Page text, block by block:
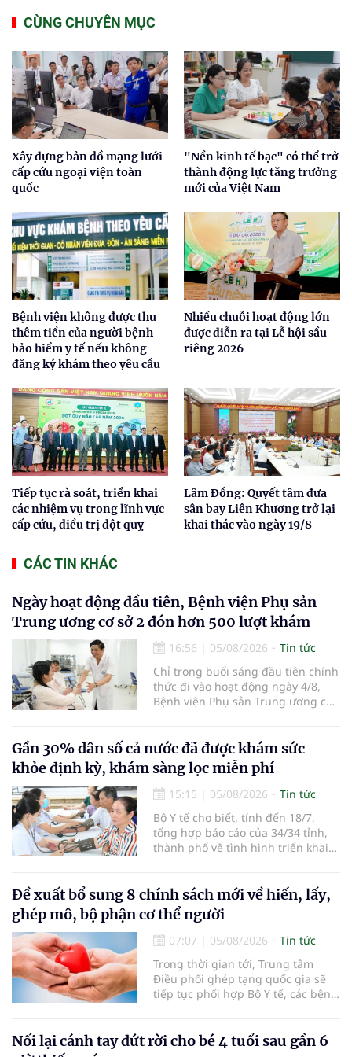
CÙNG CHUYÊN MỤC
Xây dựng bản đồ mạng lưới
cấp cứu ngoại viện toàn
quốc
"Nền kinh tế bạc" có thể trở
thành động lực tăng trưởng
mới của Việt Nam
Bệnh viện không được thu
thêm tiền của người bệnh
bảo hiểm y tế nếu không
đăng ký khám theo yêu cầu
Nhiều chuỗi hoạt động lớn
được diễn ra tại Lễ hội sầu
riêng 2026
Tiếp tục rà soát, triển khai
các nhiệm vụ trong lĩnh vực
cấp cứu, điều trị đột quỵ
Lâm Đồng: Quyết tâm đưa
sân bay Liên Khương trở lại
khai thác vào ngày 19/8
CÁC TIN KHÁC
Ngày hoạt động đầu tiên, Bệnh viện Phụ sản
Trung ương cơ sở 2 đón hơn 500 lượt khám
16:56 | 05/08/2026
Tin tức
Chỉ trong buổi sáng đầu tiên chính
thức đi vào hoạt động ngày 4/8,
Bệnh viện Phụ sản Trung ương cơ
em bé đầu tiên chào đời.
Gần 30% dân số cả nước đã được khám sức
khỏe định kỳ, khám sàng lọc miễn phí
15:15 | 05/08/2026
Tin tức
Bộ Y tế cho biết, tính đến 18/7,
tổng hợp báo cáo của 34/34 tỉnh,
thành phố về tình hình triển khai
nhận 32.286.360 người, chiếm gần
30% dân số cả nước đã được khám
sức khỏe định kỳ năm nay.
Đề xuất bổ sung 8 chính sách mới về hiến, lấy,
ghép mô, bộ phận cơ thể người
07:07 | 05/08/2026
Tin tức
Trong thời gian tới, Trung tâm
Điều phối ghép tạng quốc gia sẽ
tiếp tục phối hợp Bộ Y tế, các bệnh
cường truyền thông, hoàn thiện
quy trình chuyên môn và hệ thống
Nối lại cánh tay đứt rời cho bé 4 tuổi sau gần 6